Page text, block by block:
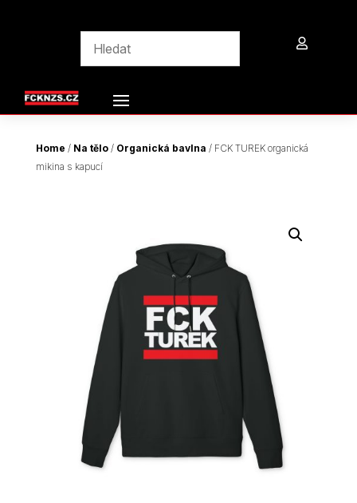

Home / Na tělo/ Organická bavlna / FCK TUREK organická
mikina s kapucí